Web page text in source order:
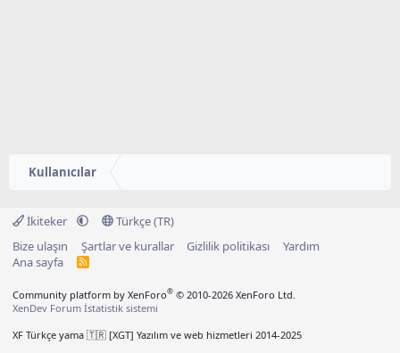
Kullanıcılar
İkiteker
Türkçe (TR)
Bize ulaşın
Şartlar ve kurallar Gizlilik politikası
Yardım
Ana sayfa
R
Community platform by XenForo® © 2010-2026 XenForo Ltd.
XenDev Forum İstatistik sistemi
XF Türkçe yama 🇹🇷 [XGT] Yazılım ve web hizmetleri 2014-2025